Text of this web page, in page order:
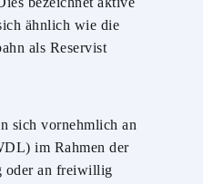
ähnlich wie die
als Reservist
sich vornehmlich an
im Rahmen der
oder an freiwillig